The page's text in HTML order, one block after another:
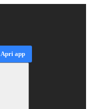
Apri app